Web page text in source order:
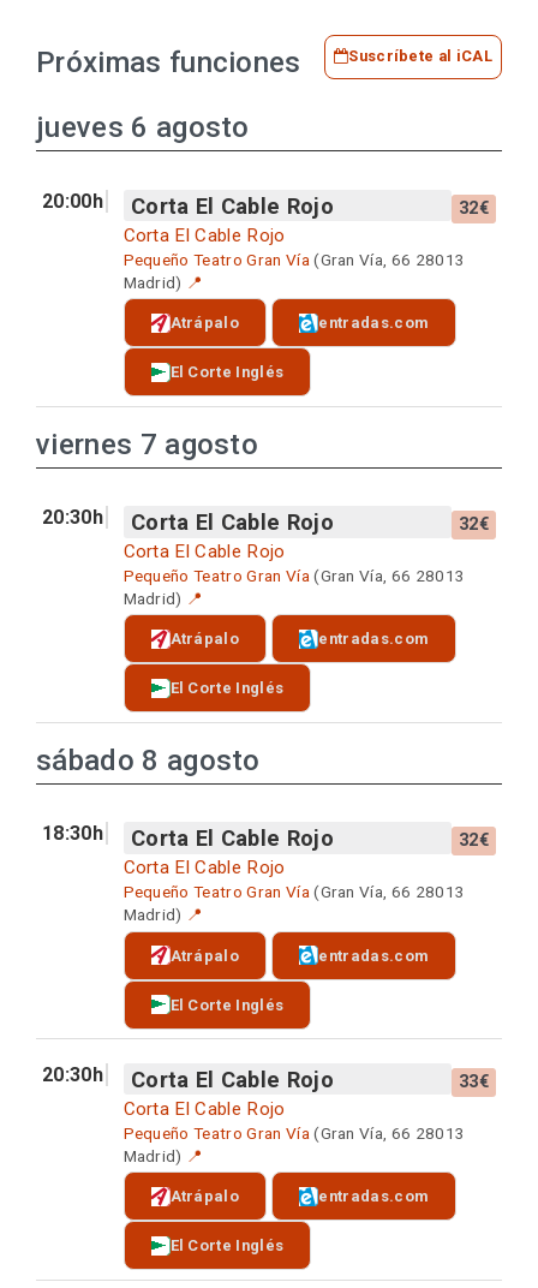
Próximas funciones Suscríbete al iCAL
jueves 6 agosto
20:00h Corta El Cable Rojo 32€
Corta El Cable Rojo
Pequeño Teatro Gran Vía (Gran Vía, 66 28013
Madrid) 📍
Atrápalo entradas.com
El Corte Inglés
viernes 7 agosto
20:30h Corta El Cable Rojo 32€
Corta El Cable Rojo
Pequeño Teatro Gran Vía (Gran Vía, 66 28013
Madrid) 📍
Atrápalo entradas.com
El Corte Inglés
sábado 8 agosto
18:30h Corta El Cable Rojo 32€
Corta El Cable Rojo
Pequeño Teatro Gran Vía(Gran Vía, 66 28013
Madrid) 📍
Atrápalo entradas.com
El Corte Inglés
20:30h Corta El Cable Rojo 33€
Corta El Cable Rojo
Pequeño Teatro Gran Vía (Gran Vía, 66 28013
Madrid) 📍
Atrápalo entradas.com
El Corte Inglés